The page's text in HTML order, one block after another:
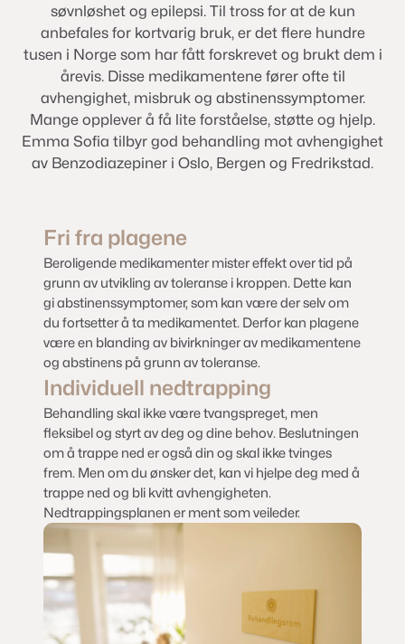
søvnløshet og epilepsi. Til tross for at de kun
anbefales for kortvarig bruk, er det flere hundre
tusen i Norge som har fått forskrevet og brukt dem i
årevis. Disse medikamentene fører ofte til
avhengighet, misbruk og abstinenssymptomer.
Mange opplever å få lite forståelse, støtte og hjelp.
Emma Sofia tilbyr god behandling mot avhengighet
av Benzodiazepiner i Oslo, Bergen og Fredrikstad.
Fri fra plagene
Beroligende medikamenter mister effekt over tid på
grunn av utvikling av toleranse i kroppen. Dette kan
gi abstinenssymptomer, som kan være der selv om
du fortsetter å ta medikamentet. Derfor kan plagene
være en blanding av bivirkninger av medikamentene
og abstinens på grunn av toleranse.
Individuell nedtrapping
Behandling skal ikke være tvangspreget, men
fleksibel og styrt av deg og dine behov. Beslutningen
om å trappe ned er også din og skal ikke tvinges
frem. Men om du ønsker det, kan vi hjelpe deg med å
trappe ned og bli kvitt avhengigheten.
Nedtrappingsplanen er ment som veileder.